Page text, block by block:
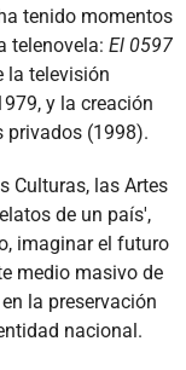
tenido momentos
telenovela: El 0597
la televisión
y la creación
privados (1998).
Culturas, las Artes
de un país',
imaginar el futuro
medio masivo de
la preservación
nacional.